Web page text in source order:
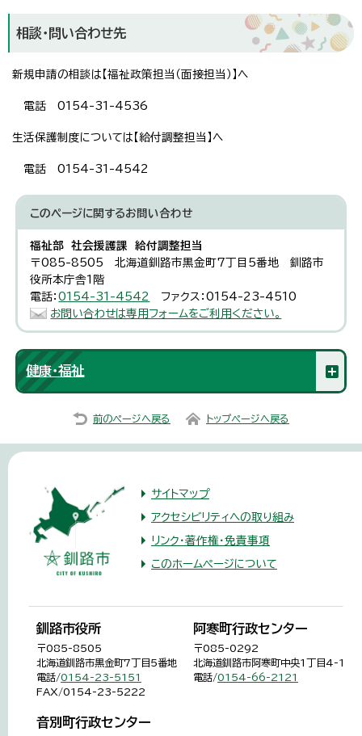
相談・問い合わせ先
新規申請の相談は【福祉政策担当（面接担当）】へ
電話 0154-31-4536
生活保護制度については【給付調整担当】へ
電話 0154-31-4542
このページに関するお問い合わせ
福祉部 社会援護課 給付調整担当
〒085-8505 北海道釧路市黒金町7丁目5番地 釧路市
役所本庁舎1階
電話：0154-31-4542
ファクス：0154-23-4510
お問い合わせは専用フォームをご利用ください。
健康・福祉
前のページへ戻る トップページへ戻る
サイトマップ
アクセシビリティへの取り組み
リンク・著作権・免責事項
このホームページについて
釧路市役所
〒085-8505
北海道釧路市黒金町7丁目5番地
電話/0154-23-5151
FAX/0154-23-5222
阿寒町行政センター
〒085-0292
北海道釧路市阿寒町中央1丁目4-1
電話/0154-66-2121
音別町行政センター